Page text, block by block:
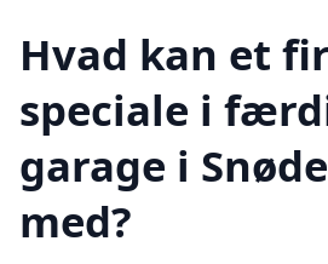
Hvad kan et
speciale i
garage i
med?